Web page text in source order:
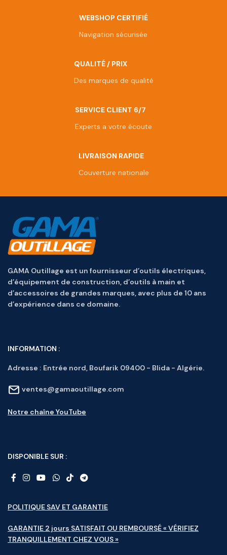
WEBSHOP CERTIFIÉ
Navigation sécurisée
QUALITÉ / PRIX
Des marques de qualité
SERVICE CLIENT 6/7
Experts a votre écoute
LIVRAISON RAPIDE
Couverture nationale
GAMA Outillage est un fournisseur d’outils électriques,
d’équipement de construction, d’outils à main et
d’accessoires de grandes marques, avec plus de 10 ans
d’expérience dans ce domaine.
INFORMATION :
Adresse : Entrée nord, Boufarik 09400 - Blida - Algérie.
ventes@gamaoutillage.com
Notre chaîne YouTube
DISPONIBLE SUR :
POLITIQUE SAV ET GARANTIE
GARANTIE 2 jours SATISFAIT OU REMBOURSÉ « VÉRIFIEZ
TRANQUILLEMENT CHEZ VOUS »